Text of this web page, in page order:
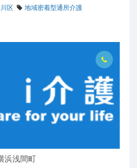
区
地域密着型通所介護
浜浅間町